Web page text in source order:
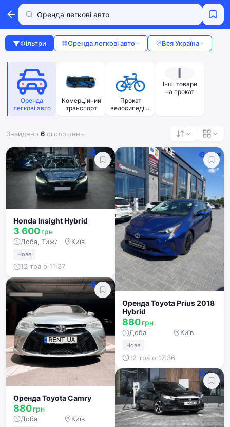
Фільтри Оренда легкові авто Вся Україна
Оренда
легкові авто
Комерційний
транспорт
Прокат
велосипедів і
І
Інші товари
на прокат
Знайдено 6 оголошень
Honda Insight Hybrid
3 600грн
Доба, Тиждень, Місяць
Київ
Нове
12 тра о 11:37
Оренда Toyota Camry
880грн
Доба Київ
Оренда Toyota Prius 2018
Hybrid
880грн
Доба Київ
Нове
12 тра о 17:36